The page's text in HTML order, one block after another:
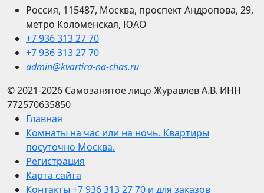
Россия, 115487, Москва, проспект Андропова, 29,
метро Коломенская, ЮАО
+7 936 313 27 70
+7 936 313 27 70
admin@kvartira-na-chas.ru
© 2021-2026 Самозанятое лицо Журавлев А.В. ИНН
772570635850
Главная
Комнаты на час или на ночь. Квартиры
посуточно Москва.
Регистрация
Карта сайта
Контакты +7 936 313 27 70 и для заказов